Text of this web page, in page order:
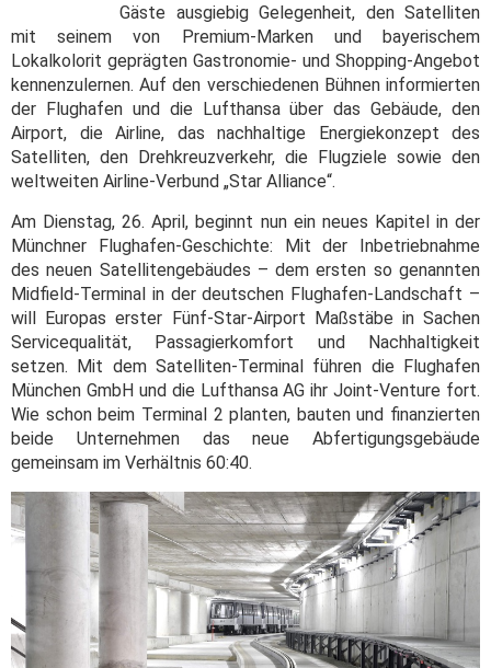
Gäste ausgiebig Gelegenheit, den Satelliten
mit seinem von Premium-Marken und bayerischem
Lokalkolorit geprägten Gastronomie- und Shopping-Angebot
kennenzulernen. Auf den verschiedenen Bühnen informierten
der Flughafen und die Lufthansa über das Gebäude, den
Airport, die Airline, das nachhaltige Energiekonzept des
Satelliten, den Drehkreuzverkehr, die Flugziele sowie den
weltweiten Airline-Verbund „Star Alliance“.
Am Dienstag, 26. April, beginnt nun ein neues Kapitel in der
Münchner Flughafen-Geschichte: Mit der Inbetriebnahme
des neuen Satellitengebäudes – dem ersten so genannten
Midfield-Terminal in der deutschen Flughafen-Landschaft –
will Europas erster Fünf-Star-Airport Maßstäbe in Sachen
Servicequalität, Passagierkomfort und Nachhaltigkeit
setzen. Mit dem Satelliten-Terminal führen die Flughafen
München GmbH und die Lufthansa AG ihr Joint-Venture fort.
Wie schon beim Terminal 2 planten, bauten und finanzierten
beide Unternehmen das neue Abfertigungsgebäude
gemeinsam im Verhältnis 60:40.